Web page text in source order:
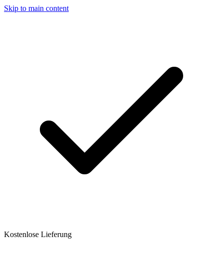
Skip to main content
Kostenlose Lieferung